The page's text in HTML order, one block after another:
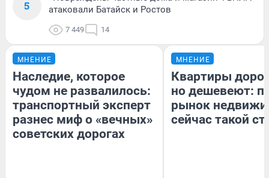
5
атаковали Батайск и Ростов
7 449 14
МНЕНИЕ
Наследие, которое
чудом не развалилось:
транспортный эксперт
разнес миф о «вечных»
советских дорогах
МНЕНИЕ
Квартиры
но дешевеют:
рынок
сейчас такой